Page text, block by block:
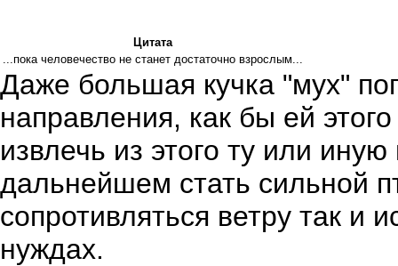
Цитата
...пока человечество не станет достаточно взрослым...
Даже большая кучка "мух"
направления, как бы ей
извлечь из этого ту или
дальнейшем стать сильной
сопротивляться ветру так и
нуждах.